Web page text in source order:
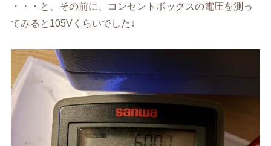
・・・と、その前に、コンセントボックスの電圧を測っ
てみると105Vくらいでした↓